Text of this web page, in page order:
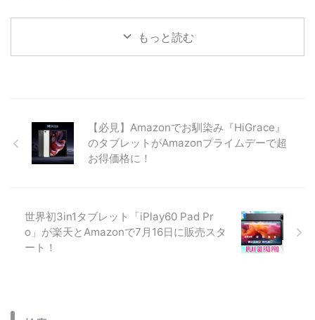
チップと8倍ズームカメラの体感
を解説。楽天モバイルへのeSIM
ールで13,999円。IP54防塵防水
対応のエントリーモデルは、お子
もっと読む
【必見】Amazonでお馴染み『HiGrace』
のタブレットがAmazonプライムデーで超
お得価格に！
世界初3in1タブレット「iPlay60 Pad Pr
o」が楽天とAmazonで7月16日に販売スタ
ート！